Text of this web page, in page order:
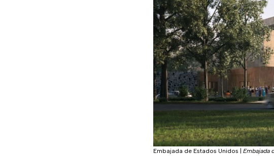
Embajada de Estados Unidos Embajada